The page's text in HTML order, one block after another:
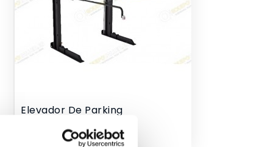
Elevador De Parking
3.500,00 €Precio